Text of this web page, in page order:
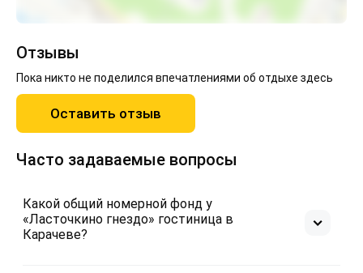
Отзывы
Пока никто не поделился впечатлениями об отдыхе здесь
Оставить отзыв
Часто задаваемые вопросы
Какой общий номерной фонд у
«Ласточкино гнездо» гостиница в
Карачеве?